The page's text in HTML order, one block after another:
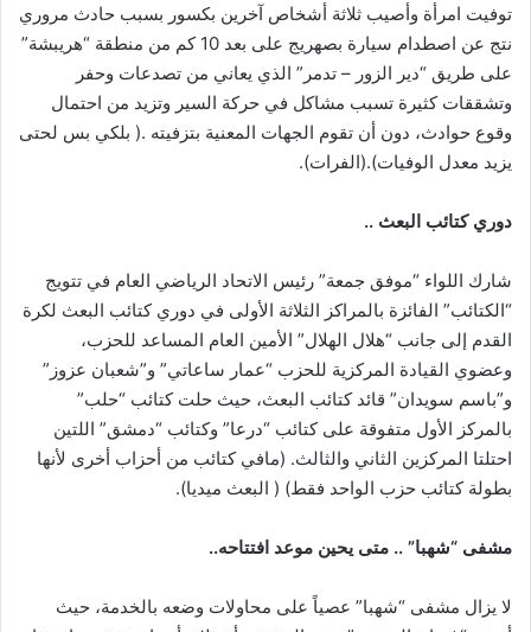
توفيت امرأة وأصيب ثلاثة أشخاص آخرين بكسور بسبب حادث مروري
نتج عن اصطدام سيارة بصهريج على بعد 10 كم من منطقة “هريبشة”
على طريق “دير الزور – تدمر” الذي يعاني من تصدعات وحفر
وتشققات كثيرة تسبب مشاكل في حركة السير وتزيد من احتمال
وقوع حوادث، دون أن تقوم الجهات المعنية بتزفيته .( بلكي بس لحتى
يزيد معدل الوفيات).(الفرات).
دوري كتائب البعث ..
شارك اللواء “موفق جمعة” رئيس الاتحاد الرياضي العام في تتويج
“الكتائب” الفائزة بالمراكز الثلاثة الأولى في دوري كتائب البعث لكرة
القدم إلى جانب “هلال الهلال” الأمين العام المساعد للحزب،
وعضوي القيادة المركزية للحزب “عمار ساعاتي” و”شعبان عزوز”
و”باسم سويدان” قائد كتائب البعث، حيث حلت كتائب “حلب”
بالمركز الأول متفوقة على كتائب “درعا” وكتائب “دمشق” اللتين
احتلتا المركزين الثاني والثالث. (مافي كتائب من أحزاب أخرى لأنها
بطولة كتائب حزب الواحد فقط) ( البعث ميديا).
مشفى “شهبا” .. متى يحين موعد افتتاحه..
لا يزال مشفى “شهبا” عصياً على محاولات وضعه بالخدمة، حيث